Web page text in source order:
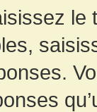
le